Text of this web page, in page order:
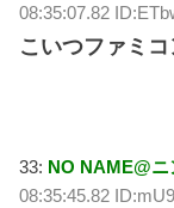
08:35:07.82
こいつファミ
33: NO NAME@
08:35:45.82